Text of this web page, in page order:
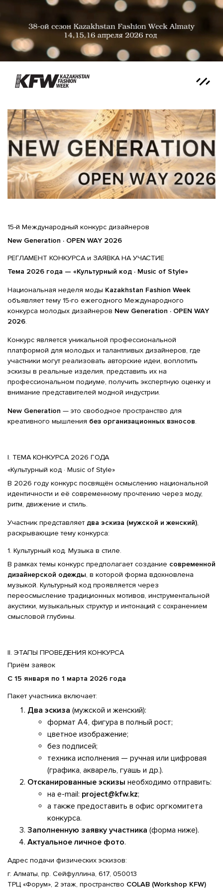
15-й Международный конкурс дизайнеров
New Generation · OPEN WAY 2026
РЕГЛАМЕНТ КОНКУРСА и ЗАЯВКА НА УЧАСТИЕ
Тема 2026 года — «Культурный код · Music of Style»
Национальная неделя моды Kazakhstan Fashion Week
объявляет тему 15-го ежегодного Международного
конкурса молодых дизайнеров New Generation · OPEN WAY
2026.
Конкурс является уникальной профессиональной
платформой для молодых и талантливых дизайнеров, где
участники могут реализовать авторские идеи, воплотить
эскизы в реальные изделия, представить их на
профессиональном подиуме, получить экспертную оценку и
внимание представителей модной индустрии.
New Generation — это свободное пространство для
креативного мышления без организационных взносов.
I. ТЕМА КОНКУРСА 2026 ГОДА
«Культурный код · Music of Style»
В 2026 году конкурс посвящён осмыслению национальной
идентичности и её современному прочтению через моду,
ритм, движение и стиль.
Участник представляет два эскиза (мужской и женский),
раскрывающие тему конкурса:
1. Культурный код. Музыка в стиле.
В рамках темы конкурс предполагает создание современной
дизайнерской одежды, в которой форма вдохновлена
музыкой. Культурный код проявляется через
переосмысление традиционных мотивов, инструментальной
акустики, музыкальных структур и интонаций с сохранением
смысловой глубины.
II. ЭТАПЫ ПРОВЕДЕНИЯ КОНКУРСА
Приём заявок
С 15 января по 1 марта 2026 года
Пакет участника включает:
Два эскиза (мужской и женский):
формат А4, фигура в полный рост;
цветное изображение;
без подписей;
техника исполнения — ручная или цифровая
(графика, акварель, гуашь и др.).
Отсканированные эскизы необходимо отправить:
на e-mail: project@kfw.kz;
а также предоставить в офис оргкомитета
конкурса.
Заполненную заявку участника (форма ниже).
Актуальное личное фото.
Адрес подачи физических эскизов:
г. Алматы, пр. Сейфуллина, 617, 050013
ТРЦ «Форум», 2 этаж, пространство COLAB (Workshop KFW)